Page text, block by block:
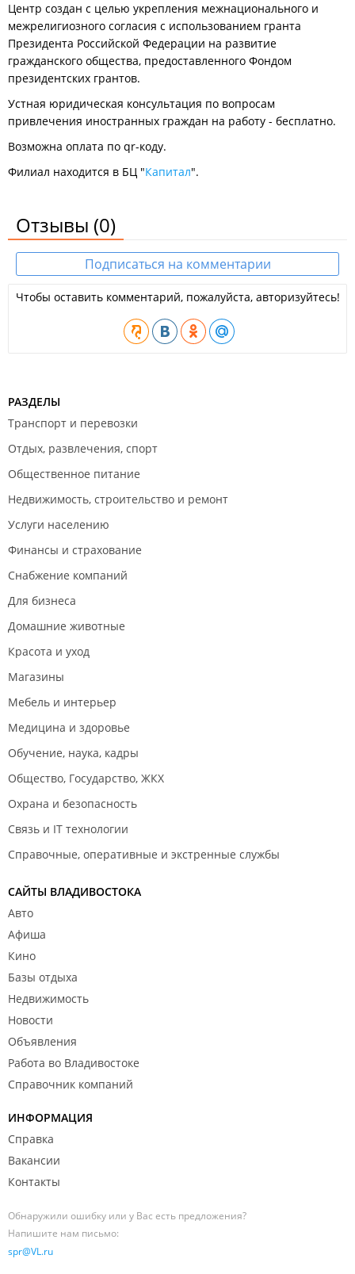
Центр создан с целью укрепления межнационального и
межрелигиозного согласия с использованием гранта
Президента Российской Федерации на развитие
гражданского общества, предоставленного Фондом
президентских грантов.
​Устная юридическая консультация по вопросам
привлечения иностранных граждан на работу - бесплатно.
Возможна оплата по qr-коду.
Филиал находится в БЦ "Капитал".
Отзывы (0)
Подписаться на комментарии
Чтобы оставить комментарий, пожалуйста, авторизуйтесь!
РАЗДЕЛЫ
Транспорт и перевозки
Отдых, развлечения, спорт
Общественное питание
Недвижимость, строительство и ремонт
Услуги населению
Финансы и страхование
Снабжение компаний
Для бизнеса
Домашние животные
Красота и уход
Магазины
Мебель и интерьер
Медицина и здоровье
Обучение, наука, кадры
Общество, Государство, ЖКХ
Охрана и безопасность
Связь и IT технологии
Справочные, оперативные и экстренные службы
САЙТЫ ВЛАДИВОСТОКА
Авто
Афиша
Кино
Базы отдыха
Недвижимость
Новости
Объявления
Работа во Владивостоке
Справочник компаний
ИНФОРМАЦИЯ
Справка
Вакансии
Контакты
Обнаружили ошибку или у Вас есть предложения?
Напишите нам письмо:
spr@VL.ru